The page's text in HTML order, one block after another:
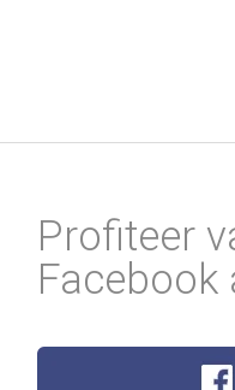
Profiteer
Facebook